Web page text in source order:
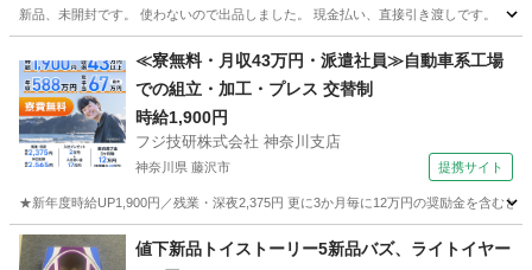
新品、未開封です。 使わないので出品しました。 現金払い、直接引き渡しです。
ラジコン 軽トラック
≪寮無料・月収43万円・派遣社員≫自動車系工場
での組立・加工・プレス 交替制
時給1,900円
フジ技研株式会社 神奈川支店
神奈川県 藤沢市 提携サイト
★新年度時給UP1,900円／残業・深夜2,375円 更に3か月毎に12万円の奨励金を含む
神奈川 藤沢市 その他
値下新品トイストーリー5新品バズ、ライトイヤー